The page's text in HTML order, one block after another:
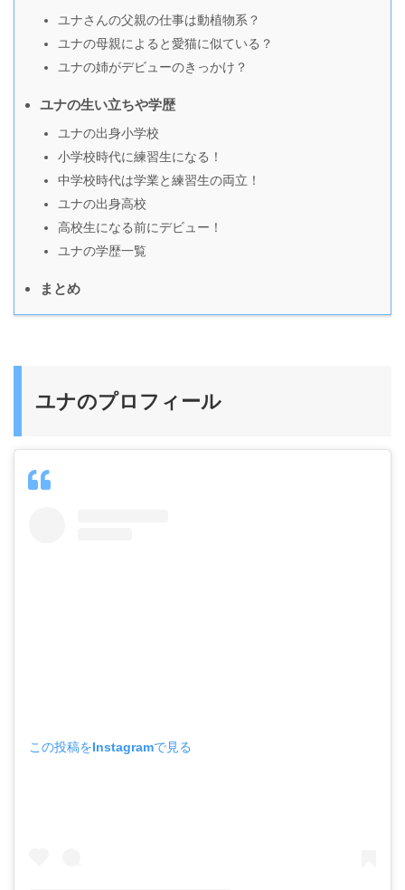
ユナさんの父親の仕事は動植物系？
ユナの母親によると愛猫に似ている？
ユナの姉がデビューのきっかけ？
ユナの生い立ちや学歴
ユナの出身小学校
小学校時代に練習生になる！
中学校時代は学業と練習生の両立！
ユナの出身高校
高校生になる前にデビュー！
ユナの学歴一覧
まとめ
ユナのプロフィール
この投稿をInstagramで見る